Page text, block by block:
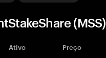
(MSS)
Ativo Preço